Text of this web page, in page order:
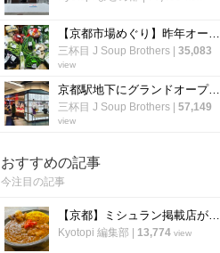
【京都市場めぐり】昨年オープンした京都最大級の直売所！！新鮮野菜や農産品が割安☆「旬の駅」
三杯目 J Soup Brothers| 35,083
view
京都駅地下にグランドオープン☆『できたて』テイクアウト専門店街「ポルタキッチン」
三杯目 J Soup Brothers| 57,149
view
おすすめの記事
今注目の記事
【京都】ミシュラン掲載店がスパイスカレーのレシピ公開！カレー専門店「カレープラント」スパイスカレーのレシピ公開！
Kyotopi 編集部 13,774 view